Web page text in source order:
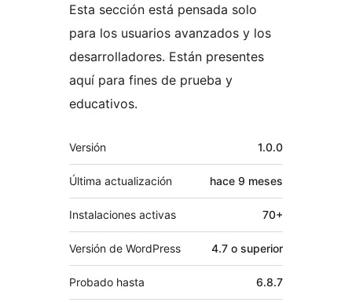
Esta sección está pensada solo
para los usuarios avanzados y los
desarrolladores. Están presentes
aquí para fines de prueba y
educativos.
Meta
Versión 1.0.0
Última actualización hace 9 meses
Instalaciones activas 70+
Versión de WordPress 4.7 o superior
Probado hasta 6.8.7